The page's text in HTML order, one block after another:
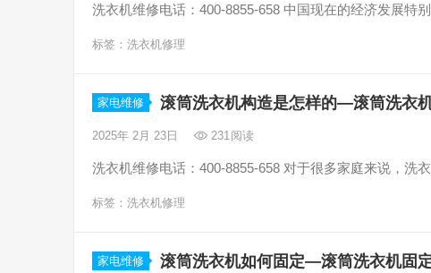
洗衣机维修电话：400-8855-658 中国现在的经济发展
标签： 洗衣机修理
家电维修 滚筒洗衣机构造是怎样的—滚筒洗衣
2025年 2月 23日 231 阅读
洗衣机维修电话：400-8855-658 对于很多家庭来说，
标签： 洗衣机修理
家电维修 滚筒洗衣机如何固定—滚筒洗衣机固